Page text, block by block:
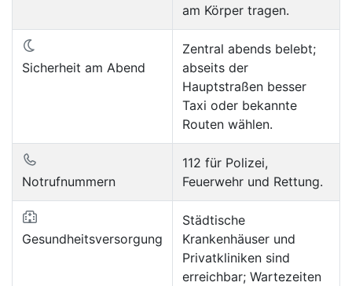
am Körper tragen.
Sicherheit am Abend
Zentral abends belebt;
abseits der
Hauptstraßen besser
Taxi oder bekannte
Routen wählen.
Notrufnummern
112 für Polizei,
Feuerwehr und Rettung.
Gesundheitsversorgung
Städtische
Krankenhäuser und
Privatkliniken sind
erreichbar; Wartezeiten